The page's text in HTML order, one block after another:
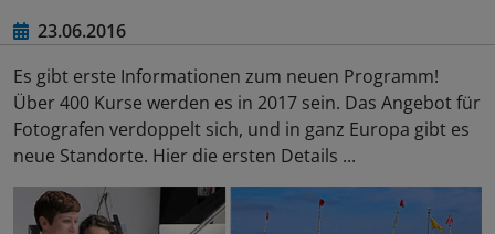
23.06.2016
Es gibt erste Informationen zum neuen Programm!
Über 400 Kurse werden es in 2017 sein. Das Angebot für
Fotografen verdoppelt sich, und in ganz Europa gibt es
neue Standorte. Hier die ersten Details ...